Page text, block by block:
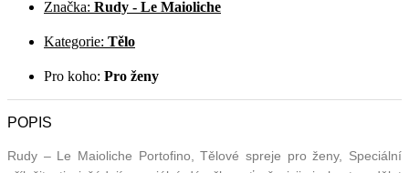
Značka: Rudy - Le Maioliche
Kategorie: Tělo
Pro koho: Pro ženy
POPIS
Rudy – Le Maioliche Portofino, Tělové spreje pro ženy, Speciální